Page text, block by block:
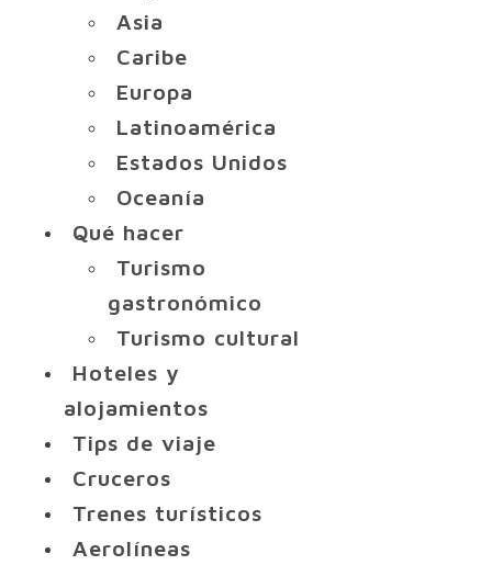
Asia
Caribe
Europa
Latinoamérica
Estados Unidos
Oceanía
Qué hacer
Turismo
gastronómico
Turismo cultural
Hoteles y
alojamientos
Tips de viaje
Cruceros
Trenes turísticos
Aerolíneas